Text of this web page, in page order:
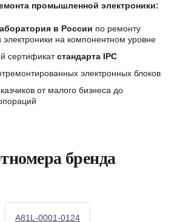
промышленной электроники:
в России по ремонту
на компонентном уровне
сертификатстандарта IPC
электронных блоков
от малого бизнеса до
бренда
A81L-0001-0124